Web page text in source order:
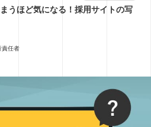
うほど気になる！採用サイトの写
責任者